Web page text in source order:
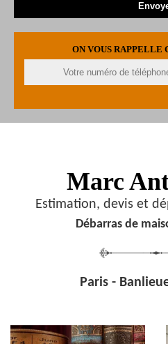
ON VOUS RAPPELLE
Marc
Estimation, devis et
Débarras de
Paris -